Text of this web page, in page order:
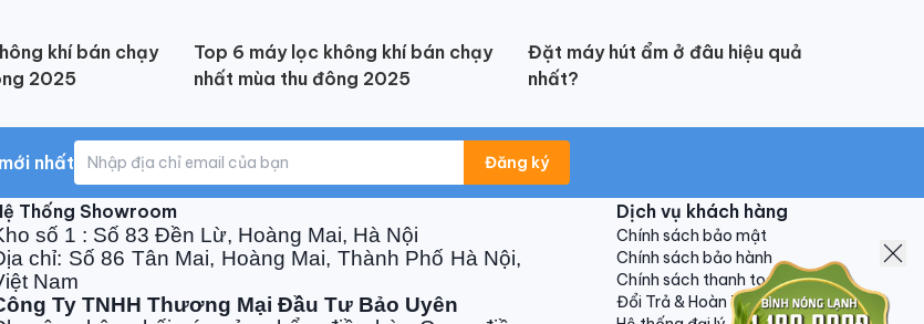
khí bán chạy
2025
Top 6 máy lọc không khí bán chạy
nhất mùa thu đông 2025
Đặt máy hút ẩm ở đâu hiệu quả
nhất?
nhất Đăng ký
Thống Showroom
số 1 : Số 83 Đền Lừ, Hoàng Mai, Hà Nội
chỉ: Số 86 Tân Mai, Hoàng Mai, Thành Phố Hà Nội,
Nam
Ty TNHH Thương Mại Đầu Tư Bảo Uyên
Dịch vụ khách hàng
Chính sách bảo mật
Chính sách bảo hành
Chính sách thanh toán
Đổi Trả & Hoàn Tiền